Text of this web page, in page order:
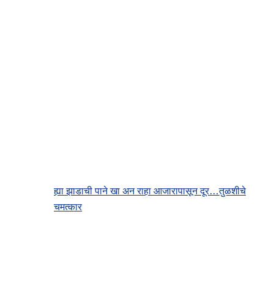
ह्या झाडाची पाने खा अन राहा आजारापासून दूर…तुळशीचे
चमत्कार